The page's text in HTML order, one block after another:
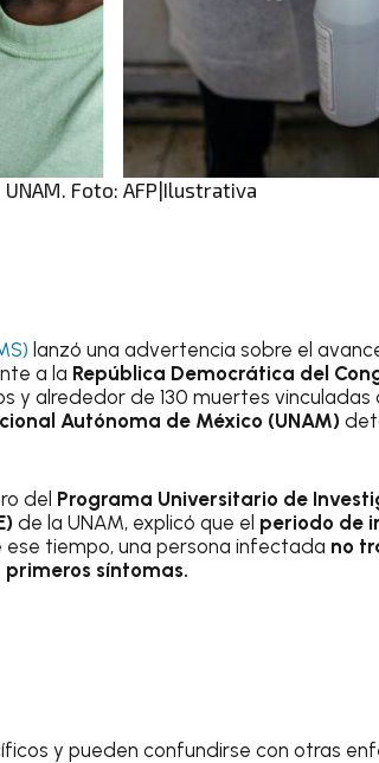
Foto: AFP|Ilustrativa
lanzó una advertencia sobre el
a la República Democrática del
y alrededor de 130 muertes vinculadas
Autónoma de México (UNAM)
del Programa Universitario de
de la UNAM, explicó que el periodo de
ese tiempo, una persona infectada no
síntomas.
y pueden confundirse con otras